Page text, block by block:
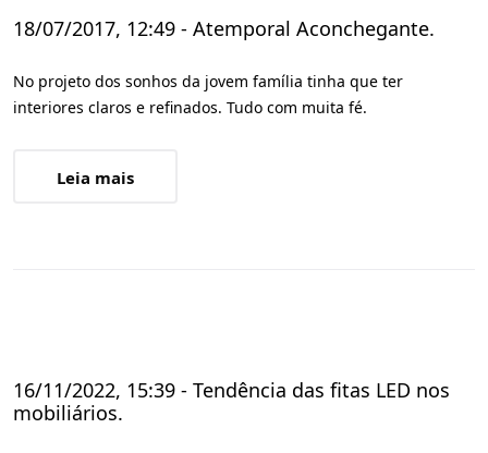
18/07/2017, 12:49 - Atemporal Aconchegante.
No projeto dos sonhos da jovem família tinha que ter
interiores claros e refinados. Tudo com muita fé.
Leia mais
16/11/2022, 15:39 - Tendência das fitas LED nos
mobiliários.